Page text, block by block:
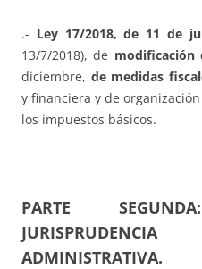
.- Ley 17/2018, de 11 de
13/7/2018), de modificación
diciembre, de medidas
y financiera y de
los impuestos básicos.
PARTE
ADMINISTRATIVA.